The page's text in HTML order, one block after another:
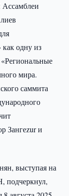
Ассамблеи
одну из
мира.
саммита
Зангеzur и
выступая на
подчеркнул,